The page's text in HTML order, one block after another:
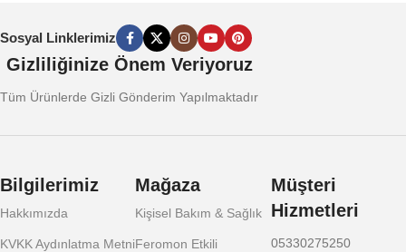
Sosyal Linklerimiz
Gizliliğinize Önem Veriyoruz
Tüm Ürünlerde Gizli Gönderim Yapılmaktadır
Bilgilerimiz
Hakkımızda
KVKK Aydınlatma Metni
Mağaza
Kişisel Bakım & Sağlık
Feromon Etkili
Müşteri
Hizmetleri
05330275250